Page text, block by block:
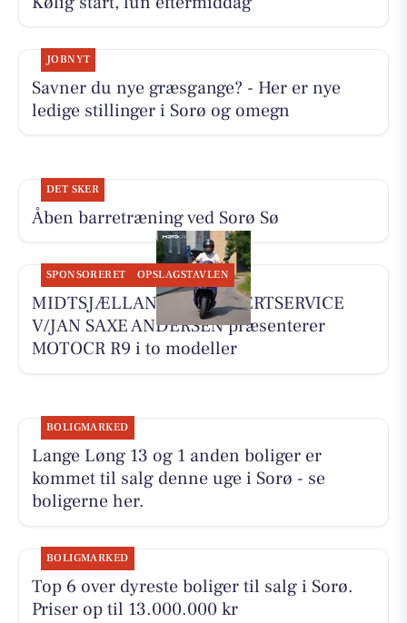
JOBNYT
Savner du nye græsgange? - Her er nye
ledige stillinger i Sorø og omegn
DET SKER
Åben barretræning ved Sorø Sø
SPONSORERET OPSLAGSTAVLEN
MIDTSJÆLLANDS KNALLERTSERVICE
V/JAN SAXE ANDERSEN præsenterer
MOTOCR R9 i to modeller
BOLIGMARKED
Lange Løng 13 og 1 anden boliger er
kommet til salg denne uge i Sorø - se
boligerne her.
BOLIGMARKED
Top 6 over dyreste boliger til salg i Sorø.
Priser op til 13.000.000 kr